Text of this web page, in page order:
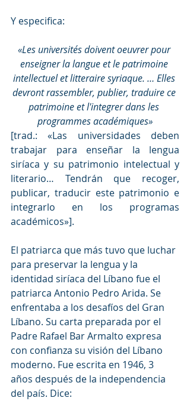
Y especifica:
«Les universités doivent oeuvrer pour
enseigner la langue et le patrimoine
intellectuel et litteraire syriaque. … Elles
devront rassembler, publier, traduire ce
patrimoine et l'integrer dans les
programmes académiques»
[trad.: «Las universidades deben
trabajar para enseñar la lengua
siríaca y su patrimonio intelectual y
literario… Tendrán que recoger,
publicar, traducir este patrimonio e
integrarlo en los programas
académicos»].
El patriarca que más tuvo que luchar
para preservar la lengua y la
identidad siríaca del Líbano fue el
patriarca Antonio Pedro Arida. Se
enfrentaba a los desafíos del Gran
Líbano. Su carta preparada por el
Padre Rafael Bar Armalto expresa
con confianza su visión del Líbano
moderno. Fue escrita en 1946, 3
años después de la independencia
del país. Dice: